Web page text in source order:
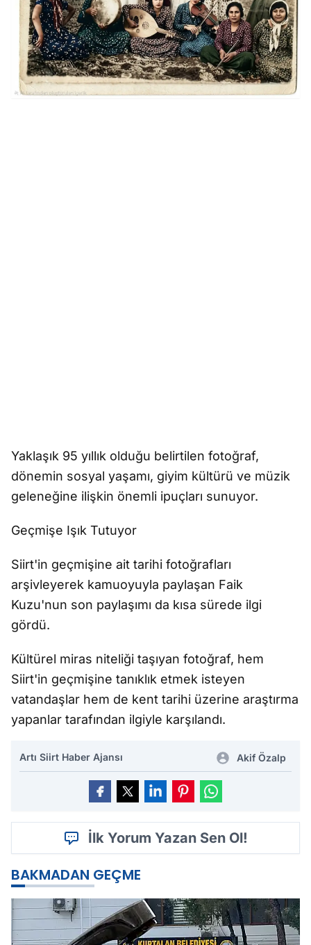
Yaklaşık 95 yıllık olduğu belirtilen fotoğraf,
dönemin sosyal yaşamı, giyim kültürü ve müzik
geleneğine ilişkin önemli ipuçları sunuyor.
Geçmişe Işık Tutuyor
Siirt'in geçmişine ait tarihi fotoğrafları
arşivleyerek kamuoyuyla paylaşan Faik
Kuzu'nun son paylaşımı da kısa sürede ilgi
gördü.
Kültürel miras niteliği taşıyan fotoğraf, hem
Siirt'in geçmişine tanıklık etmek isteyen
vatandaşlar hem de kent tarihi üzerine araştırma
yapanlar tarafından ilgiyle karşılandı.
Artı Siirt Haber Ajansı Akif Özalp
İlk Yorum Yazan Sen Ol!
BAKMADAN GEÇME